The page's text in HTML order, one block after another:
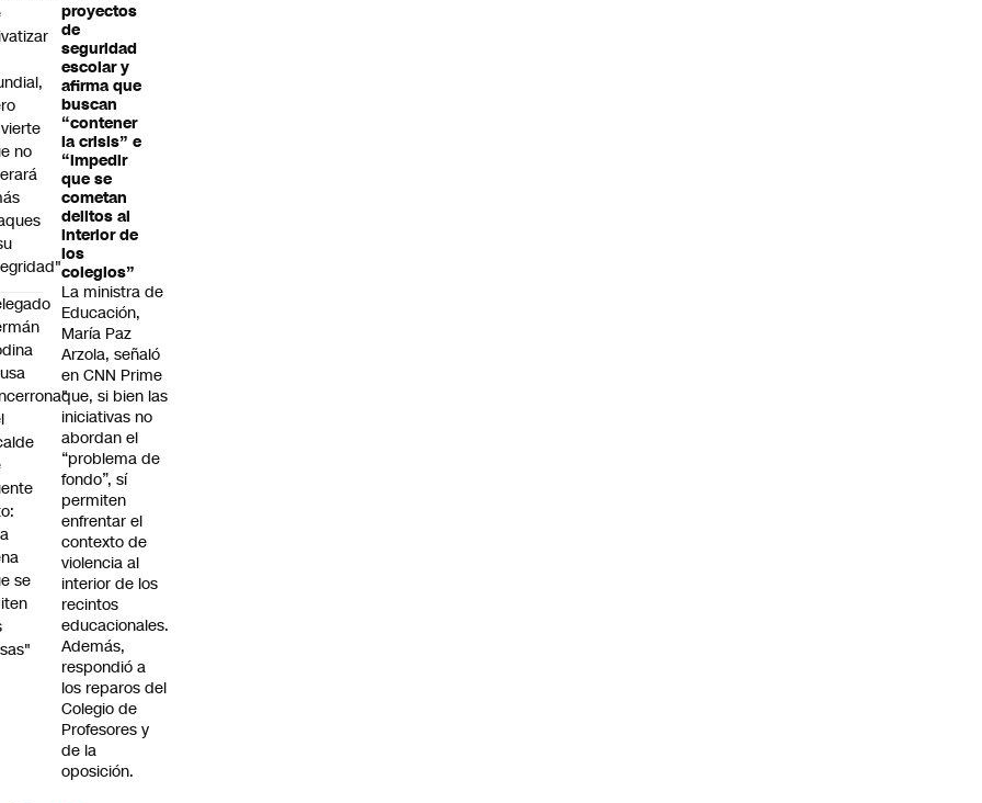
proyectos
de
seguridad
escolar y
afirma que
buscan
“contener
la crisis” e
“impedir
que se
cometan
delitos al
interior de
los
colegios”
La ministra de
Educación,
María Paz
Arzola, señaló
en CNN Prime
que, si bien las
iniciativas no
abordan el
“problema de
fondo”, sí
permiten
enfrentar el
contexto de
violencia al
interior de los
recintos
educacionales.
Además,
respondió a
los reparos del
Colegio de
Profesores y
de la
oposición.
no
se